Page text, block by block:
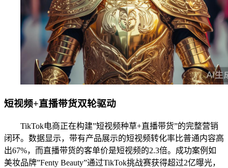
短视频+直播带货双轮驱动
TikTok电商正在构建”短视频种草+直播带货”的完整营销
闭环。数据显示，带有产品展示的短视频转化率比普通内容高
出67%，而直播带货的客单价是短视频的2.3倍。成功案例如
美妆品牌”Fenty Beauty”通过TikTok挑战赛获得超过2亿曝光，